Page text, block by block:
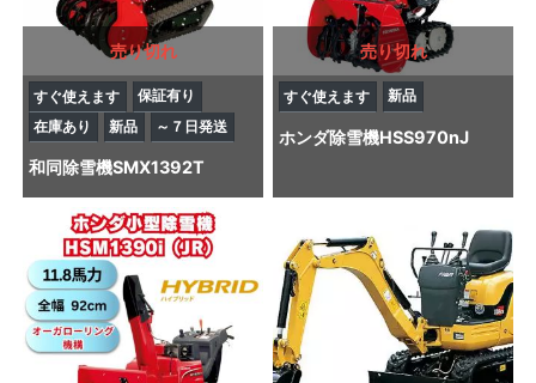
売り切れ
すぐ使えます
保証有り
在庫あり
新品 ～７日発送
和同除雪機SMX1392T
売り切れ
すぐ使えます 新品
ホンダ除雪機HSS970nJ